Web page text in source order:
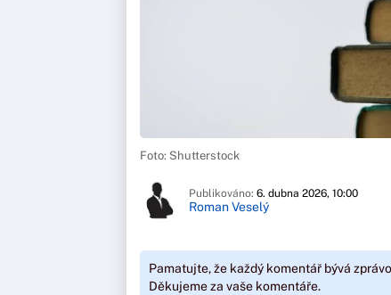
Foto: Shutterstock
Publikováno: 6. dubna 2026, 10:00
Roman Veselý
Pamatujte, že každý komentář bývá
Děkujeme za vaše komentáře.